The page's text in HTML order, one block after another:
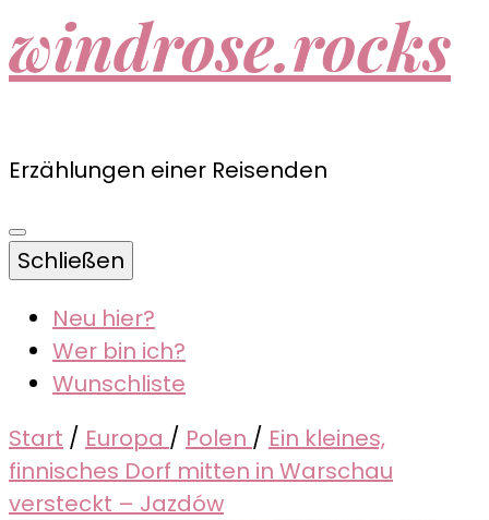
windrose.rocks
Erzählungen einer Reisenden
Schließen
Neu hier?
Wer bin ich?
Wunschliste
Start / Europa / Polen / Ein kleines,
finnisches Dorf mitten in Warschau
versteckt – Jazdów